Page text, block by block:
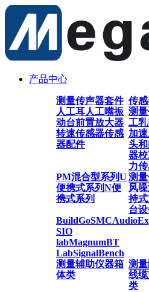
产品中心
传
测量传声器套件
人工耳人工嘴振
动台前置放大器
转速传感器传感
器配件
测
工
加
头
器
力
测
PM混合型系列U
便携式系列N便
携式系列
风
持
台
BuildGoSMC
SIO
labMagnumBT
LabSignalBench
测
测量辅助仪器箱
体类
线缆
类